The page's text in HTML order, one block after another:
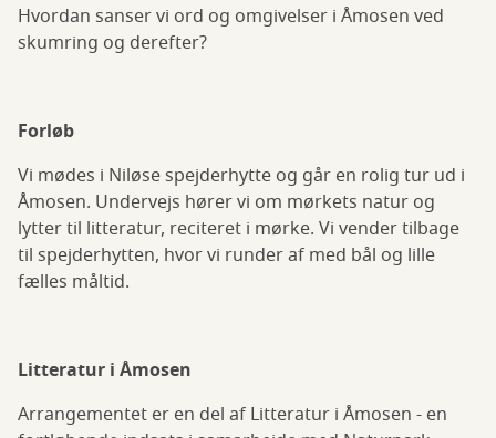
Hvordan sanser vi ord og omgivelser i Åmosen ved
skumring og derefter?
Forløb
Vi mødes i Niløse spejderhytte og går en rolig tur ud i
Åmosen. Undervejs hører vi om mørkets natur og
lytter til litteratur, reciteret i mørke. Vi vender tilbage
til spejderhytten, hvor vi runder af med bål og lille
fælles måltid.
Litteratur i Åmosen
Arrangementet er en del af Litteratur i Åmosen - en